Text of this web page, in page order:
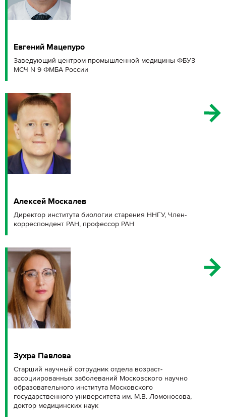
Евгений Мацепуро
Заведующий центром промышленной медицины ФБУЗ
МСЧ N 9 ФМБА России
Алексей Москалев
Директор института биологии старения ННГУ, Член-
корреспондент РАН, профессор РАН
Зухра Павлова
Старший научный сотрудник отдела возраст-
ассоциированных заболеваний Московского научно
образовательного института Московского
государственного университета им. М.В. Ломоносова,
доктор медицинских наук